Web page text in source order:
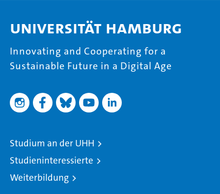
Universität Hamburg
Innovating and Cooperating for a
Sustainable Future in a Digital Age
Studium an der UHH
Studieninteressierte
Weiterbildung